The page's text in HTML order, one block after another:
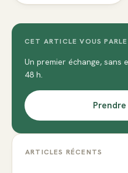
CET ARTICLE VOUS
Un premier échange, sans
48 h.
ARTICLES RÉCENTS